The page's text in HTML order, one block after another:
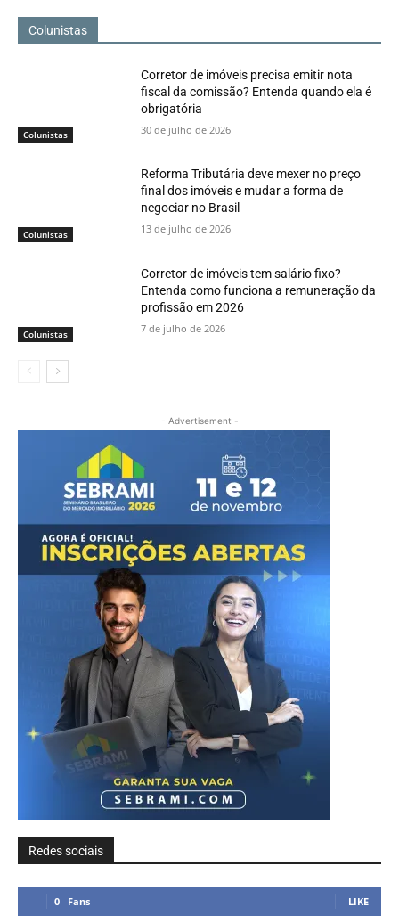
Colunistas
Colunistas
Corretor de imóveis precisa emitir nota
fiscal da comissão? Entenda quando ela é
obrigatória
30 de julho de 2026
Colunistas
Reforma Tributária deve mexer no preço
final dos imóveis e mudar a forma de
negociar no Brasil
13 de julho de 2026
Colunistas
Corretor de imóveis tem salário fixo?
Entenda como funciona a remuneração da
profissão em 2026
7 de julho de 2026
- Advertisement -
Redes sociais
0 Fans LIKE